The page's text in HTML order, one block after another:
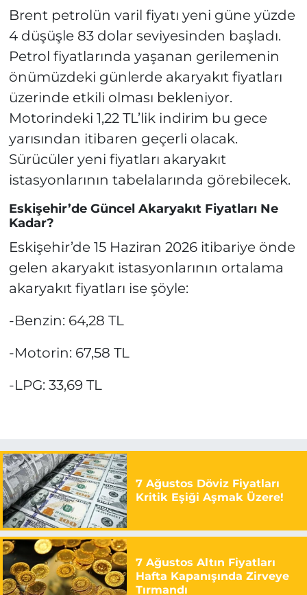
Brent petrolün varil fiyatı yeni güne yüzde
4 düşüşle 83 dolar seviyesinden başladı.
Petrol fiyatlarında yaşanan gerilemenin
önümüzdeki günlerde akaryakıt fiyatları
üzerinde etkili olması bekleniyor.
Motorindeki 1,22 TL’lik indirim bu gece
yarısından itibaren geçerli olacak.
Sürücüler yeni fiyatları akaryakıt
istasyonlarının tabelalarında görebilecek.
Eskişehir’de Güncel Akaryakıt Fiyatları Ne
Kadar?
Eskişehir’de 15 Haziran 2026 itibariye önde
gelen akaryakıt istasyonlarının ortalama
akaryakıt fiyatları ise şöyle:
-Benzin: 64,28 TL
-Motorin: 67,58 TL
-LPG: 33,69 TL
7 Ağustos Döviz Fiyatları
Kritik Eşiği Aşmak Üzere!
7 Ağustos Altın Fiyatları
Hafta Kapanışında Zirveye
Tırmandı